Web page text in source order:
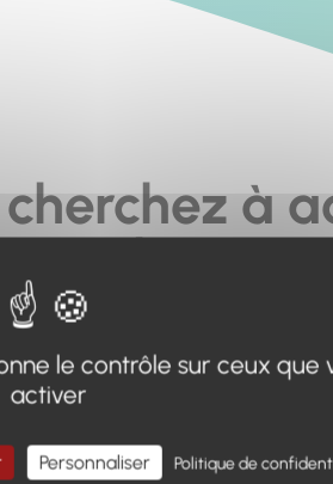
à
ou plus.
de page, ou à utiliser le menu
à l'accueil
le contrôle sur ceux que
activer
Personnaliser Politique de